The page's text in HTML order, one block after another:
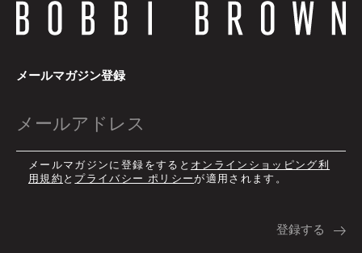
メールマガジン登録
メールマガジンに登録をすると オンラインショッピング利
用規約 と プライバシー ポリシーが適用されます。